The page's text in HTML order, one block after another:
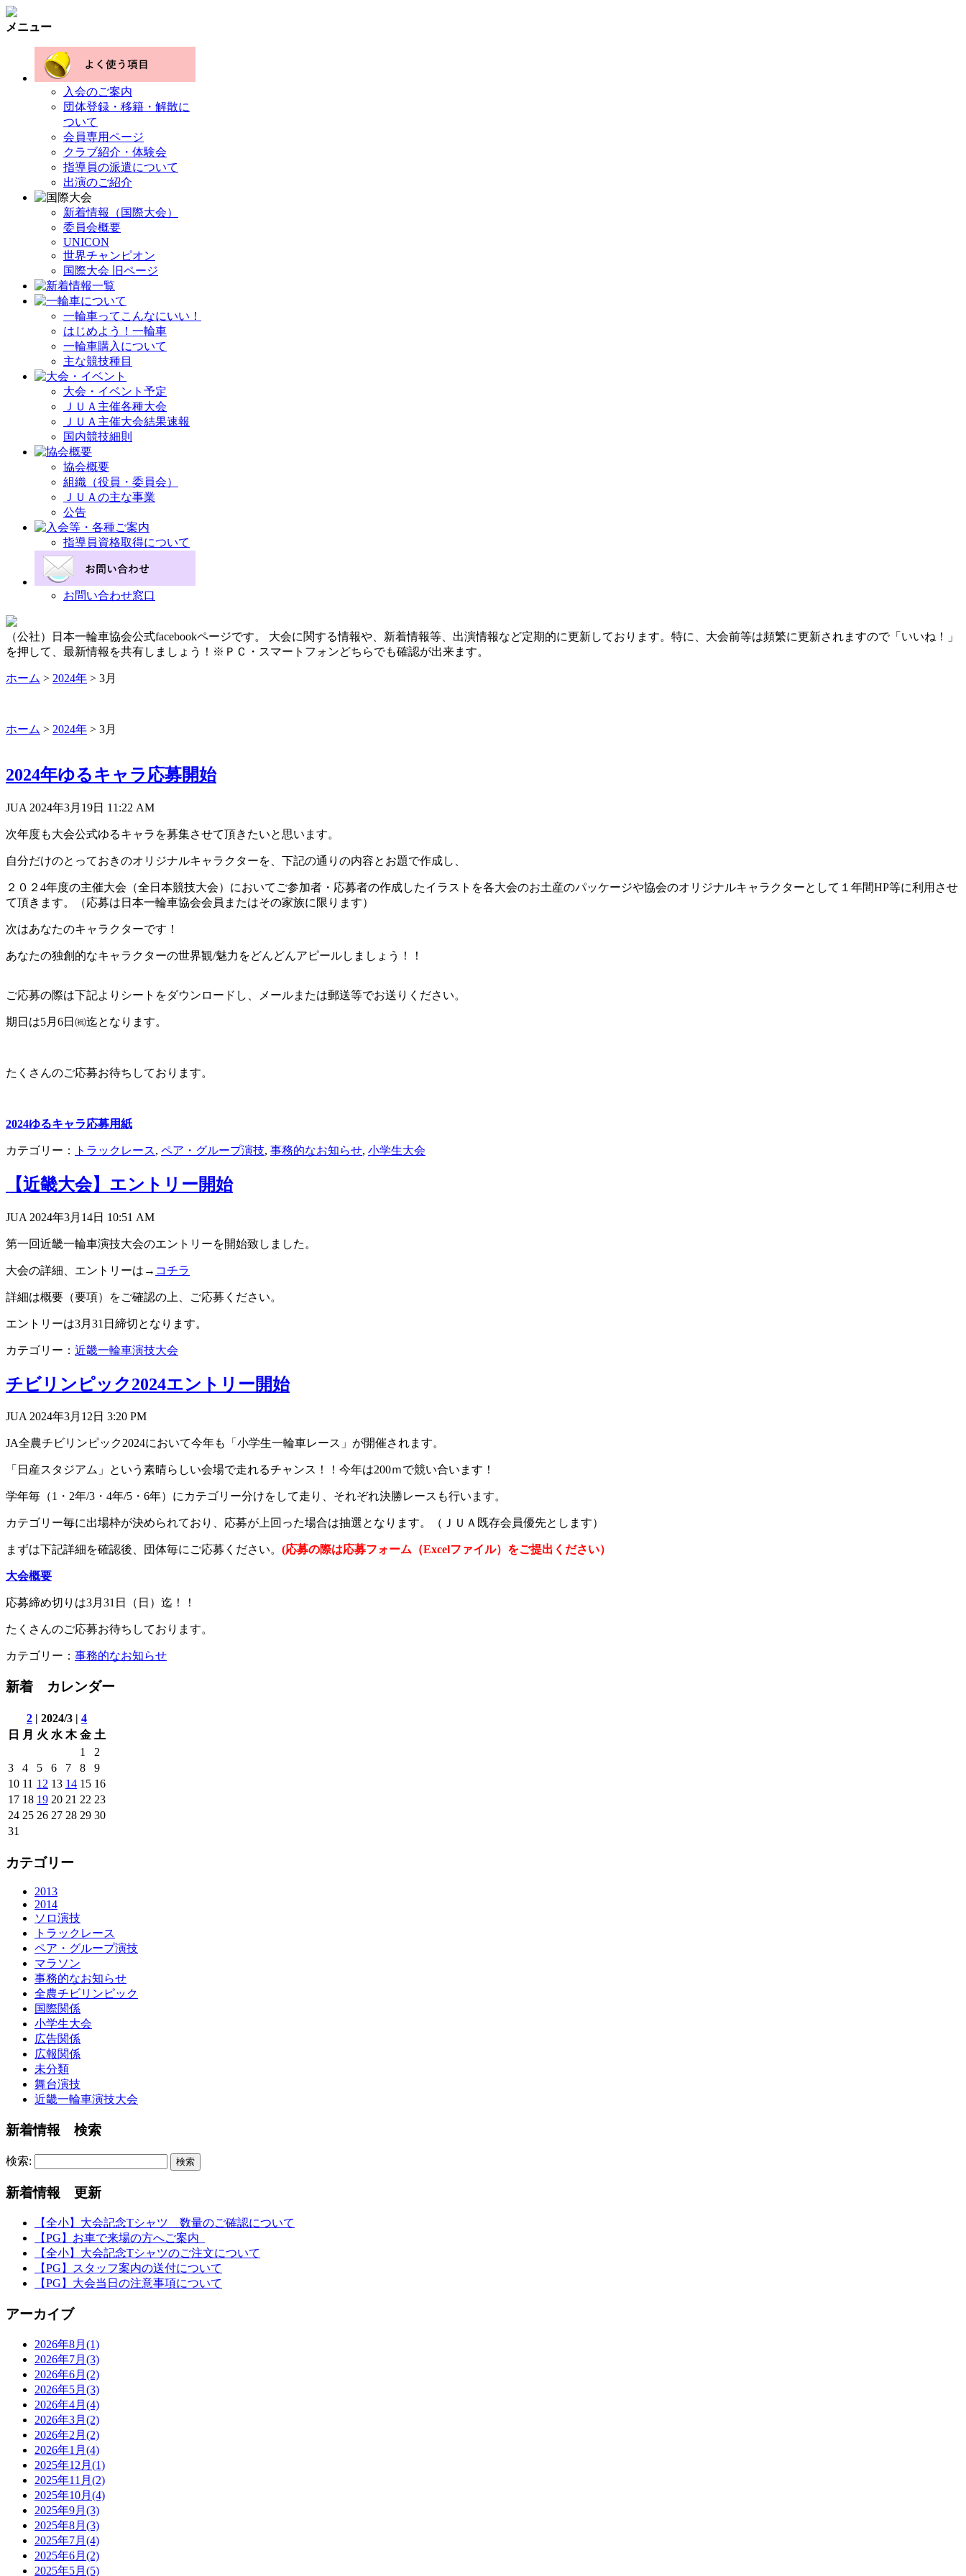
メニュー
入会のご案内
団体登録・移籍・解散に
ついて
会員専用ページ
クラブ紹介・体験会
指導員の派遣について
出演のご紹介
新着情報（国際大会）
委員会概要
UNICON
世界チャンピオン
国際大会 旧ページ
一輪車ってこんなにいい！
はじめよう！一輪車
一輪車購入について
主な競技種目
大会・イベント予定
ＪＵＡ主催各種大会
ＪＵＡ主催大会結果速報
国内競技細則
協会概要
組織（役員・委員会）
ＪＵＡの主な事業
公告
指導員資格取得について
お問い合わせ窓口
（公社）日本一輪車協会公式facebookページです。 大会に関する情報や、新着情報等、出演情報など定期的に更新しております。特に、大会前等は頻繁に更新されますので「いいね！」
を押して、最新情報を共有しましょう！※ＰＣ・スマートフォンどちらでも確認が出来ます。
ホーム > 2024年 > 3月
ホーム > 2024年 > 3月
2024年ゆるキャラ応募開始
JUA 2024年3月19日 11:22 AM
次年度も大会公式ゆるキャラを募集させて頂きたいと思います。
自分だけのとっておきのオリジナルキャラクターを、下記の通りの内容とお題で作成し、
２０２4年度の主催大会（全日本競技大会）においてご参加者・応募者の作成したイラストを各大会のお土産のパッケージや協会のオリジナルキャラクターとして１年間HP等に利用させ
て頂きます。（応募は日本一輪車協会会員またはその家族に限ります）
次はあなたのキャラクターです！
あなたの独創的なキャラクターの世界観/魅力をどんどんアピールしましょう！！
ご応募の際は下記よりシートをダウンロードし、メールまたは郵送等でお送りください。
期日は5月6日㈷迄となります。
たくさんのご応募お待ちしております。
2024ゆるキャラ応募用紙
カテゴリー： トラックレース, ペア・グループ演技, 事務的なお知らせ, 小学生大会
【近畿大会】エントリー開始
JUA 2024年3月14日 10:51 AM
第一回近畿一輪車演技大会のエントリーを開始致しました。
大会の詳細、エントリーは→ コチラ
詳細は概要（要項）をご確認の上、ご応募ください。
エントリーは3月31日締切となります。
カテゴリー： 近畿一輪車演技大会
チビリンピック2024エントリー開始
JUA 2024年3月12日 3:20 PM
JA全農チビリンピック2024において今年も「小学生一輪車レース」が開催されます。
「日産スタジアム」という素晴らしい会場で走れるチャンス！！今年は200ｍで競い合います！
学年毎（1・2年/3・4年/5・6年）にカテゴリー分けをして走り、それぞれ決勝レースも行います。
カテゴリー毎に出場枠が決められており、応募が上回った場合は抽選となります。（ＪＵＡ既存会員優先とします）
まずは下記詳細を確認後、団体毎にご応募ください。 (応募の際は応募フォーム（Excelファイル）をご提出ください）
大会概要
応募締め切りは3月31日（日）迄！！
たくさんのご応募お待ちしております。
カテゴリー： 事務的なお知らせ
新着 カレンダー
2 | 2024/3 | 4
日
月 火 水 木 金 土
1
2
3
4 5 6 7 8
9
10 11 12 13 14 15 16
17 18 19 20 21 22 23
24 25 26 27 28 29 30
31
カテゴリー
2013
2014
ソロ演技
トラックレース
ペア・グループ演技
マラソン
事務的なお知らせ
全農チビリンピック
国際関係
小学生大会
広告関係
広報関係
未分類
舞台演技
近畿一輪車演技大会
新着情報 検索
検索:
新着情報 更新
【全小】大会記念Tシャツ 数量のご確認について
【PG】お車で来場の方へご案内
【全小】大会記念Tシャツのご注文について
【PG】スタッフ案内の送付について
【PG】大会当日の注意事項について
アーカイブ
2026年8月(1)
2026年7月(3)
2026年6月(2)
2026年5月(3)
2026年4月(4)
2026年3月(2)
2026年2月(2)
2026年1月(4)
2025年12月(1)
2025年11月(2)
2025年10月(4)
2025年9月(3)
2025年8月(3)
2025年7月(4)
2025年6月(2)
2025年5月(5)